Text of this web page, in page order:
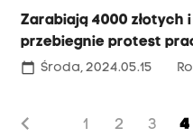
Zarabiają 4000 złotych
przebiegnie protest
calendar_today Środa, 2024.05.15
chevron_left 1 2 3 4